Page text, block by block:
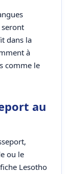
dans la
à
comme le
au
ou le
Lesotho